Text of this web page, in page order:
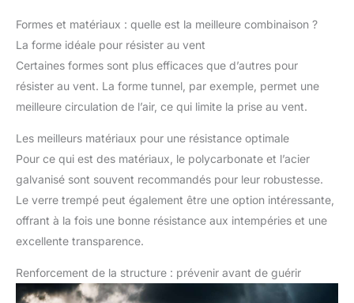
Formes et matériaux : quelle est la meilleure combinaison ?
La forme idéale pour résister au vent
Certaines formes sont plus efficaces que d’autres pour
résister au vent. La forme tunnel, par exemple, permet une
meilleure circulation de l’air, ce qui limite la prise au vent.
Les meilleurs matériaux pour une résistance optimale
Pour ce qui est des matériaux, le polycarbonate et l’acier
galvanisé sont souvent recommandés pour leur robustesse.
Le verre trempé peut également être une option intéressante,
offrant à la fois une bonne résistance aux intempéries et une
excellente transparence.
Renforcement de la structure : prévenir avant de guérir